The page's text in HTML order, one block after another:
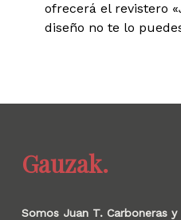
ofrecerá el revistero
diseño no te lo
Gauzak.
Somos Juan T. Carboneras